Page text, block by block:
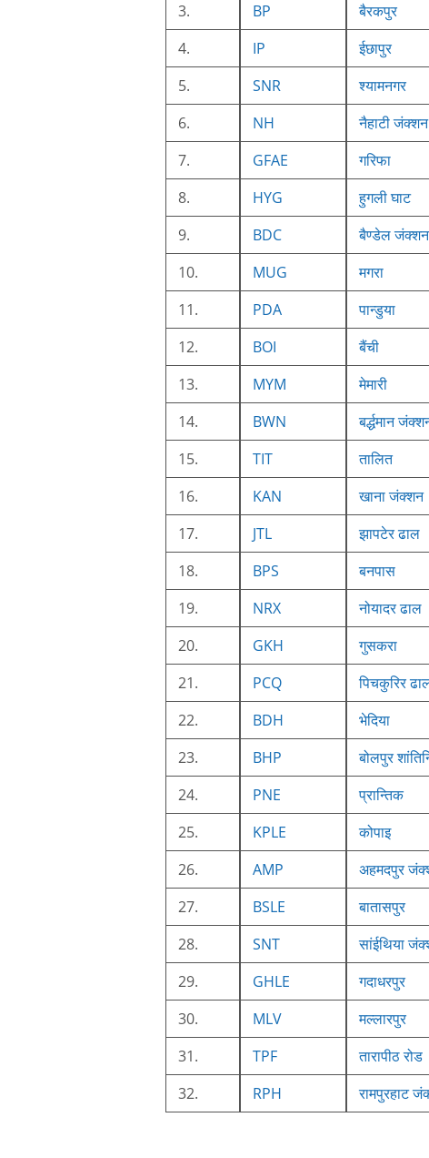
3.
BP बैरकपुर
4.
IP ईछापुर
5.
SNR श्यामनगर
6.
NH नैहाटी जंक्शन
7.
GFAE गरिफा
8.
HYG हुगली घाट
9.
BDC बैण्डेल जंक्शन
10.
MUG मगरा
11.
PDA पान्डुया
12.
BOI बैंची
13.
MYM मेमारी
14.
BWN बर्द्धमान
15.
TIT तालित
16.
KAN खाना जंक्शन
17.
JTL झापटेर ढाल
18.
BPS बनपास
19.
NRX नोयादर ढाल
20.
GKH गुसकरा
21.
PCQ पिचकुरिर
22.
BDH भेदिया
23.
BHP बोलपुर
24.
PNE प्रान्तिक
25.
KPLE कोपाइ
26.
AMP अहमदपुर
27.
BSLE बातासपुर
28.
SNT सांईथिया
29.
GHLE गदाधरपुर
30.
MLV मल्लारपुर
31.
TPF तारापीठ रोड
32.
RPH रामपुरहाट